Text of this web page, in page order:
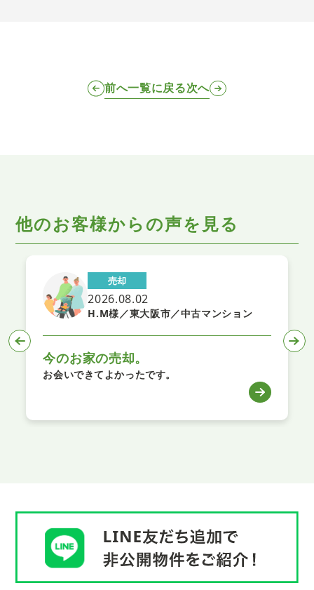
前へ一覧に戻る次へ
他のお客様からの声を見る
売却
2026.08.02
H.M様／東大阪市／中古マンション
今のお家の売却。
お会いできてよかったです。